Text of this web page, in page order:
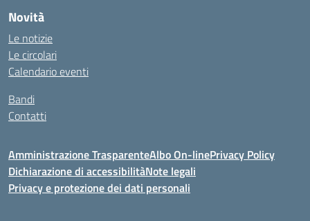
Novità
Le notizie
Le circolari
Calendario eventi
Bandi
Contatti
Amministrazione TrasparenteAlbo On-linePrivacy Policy
Dichiarazione di accessibilitàNote legali
Privacy e protezione dei dati personali